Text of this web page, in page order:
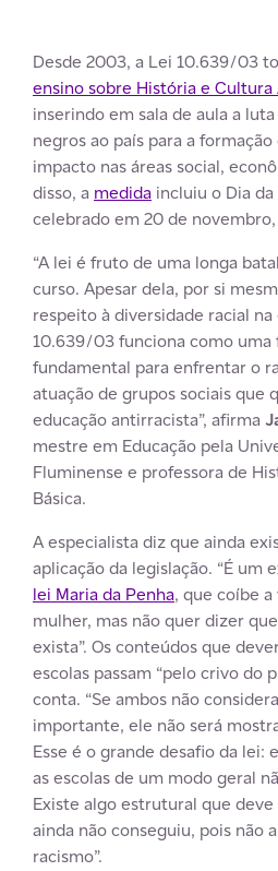
Desde 2003, a Lei 10.639/03
ensino sobre História e
inserindo em sala de aula a
negros ao país para a
impacto nas áreas social,
disso, a medida incluiu o Dia
celebrado em 20 de
“A lei é fruto de uma longa
curso. Apesar dela, por si
respeito à diversidade racial
10.639/03 funciona como uma
fundamental para enfrentar o
atuação de grupos sociais que
educação antirracista”, afirma
mestre em Educação pela
Fluminense e professora de
Básica.
A especialista diz que ainda
aplicação da legislação. “É um
lei Maria da Penha, que coíbe
mulher, mas não quer dizer
exista”. Os conteúdos que
escolas passam “pelo crivo do
conta. “Se ambos não
importante, ele não será
Esse é o grande desafio da lei:
as escolas de um modo geral
Existe algo estrutural que
ainda não conseguiu, pois não
racismo”.